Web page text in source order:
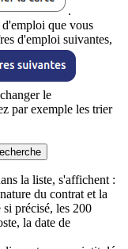
.
que vous
d'emploi suivantes,
le
par exemple les trier
la liste, s'affichent :
du contrat et la
précisé, les 200
la date de